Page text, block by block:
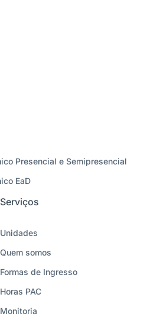
Presencial e Semipresencial
EaD
Serviços
Unidades
Quem somos
Formas de Ingresso
Horas PAC
Monitoria